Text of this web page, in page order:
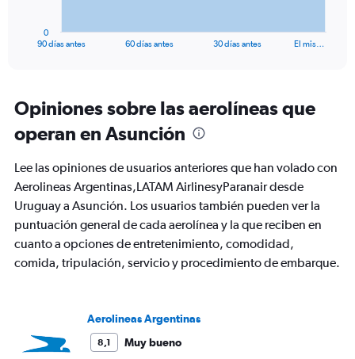
Range:
91
categories.
The
chart
1
Y
axis
displaying
Range:
90 días antes 60 días antes 30 días antes El mis…
0
Opiniones sobre las aerolíneas que
operan en Asunción
Lee las opiniones de usuarios anteriores que han volado con
Aerolineas Argentinas,LATAM AirlinesyParanair desde
Uruguay a Asunción. Los usuarios también pueden ver la
puntuación general de cada aerolínea y la que reciben en
cuanto a opciones de entretenimiento, comodidad,
comida, tripulación, servicio y procedimiento de embarque.
Aerolineas Argentinas
8,1
Muy bueno